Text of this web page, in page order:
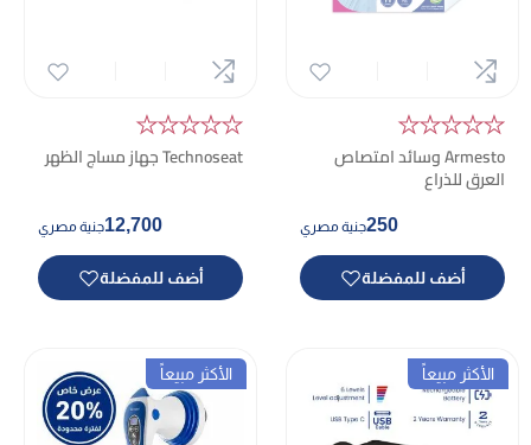
★★★★★
Armesto وسائد امتصاص
العرق للذراع
جنية مصري250
أضف للمفضلة
★★★★★
Technoseat جهاز مساج الظهر
جنية مصري12,700
أضف للمفضلة
الأكثر مبيعاً الأكثر مبيعاً